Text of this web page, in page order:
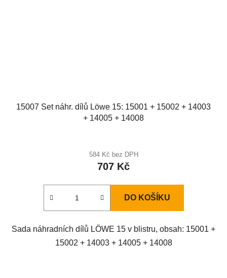
15007 Set náhr. dílů Löwe 15: 15001 + 15002 + 14003
+ 14005 + 14008
584 Kč bez DPH
707 Kč
DO KOŠÍKU
Sada náhradních dílů LÖWE 15 v blistru, obsah: 15001 +
15002 + 14003 + 14005 + 14008